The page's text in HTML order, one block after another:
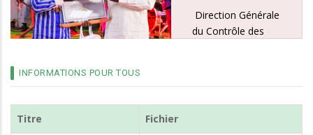
Direction Générale
du Contrôle des
INFORMATIONS POUR TOUS
Titre Fichier